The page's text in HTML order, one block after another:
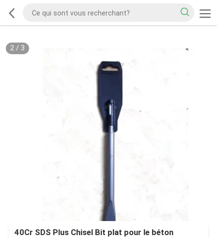
2/ 3
40Cr SDS Plus Chisel Bit plat pour le béton